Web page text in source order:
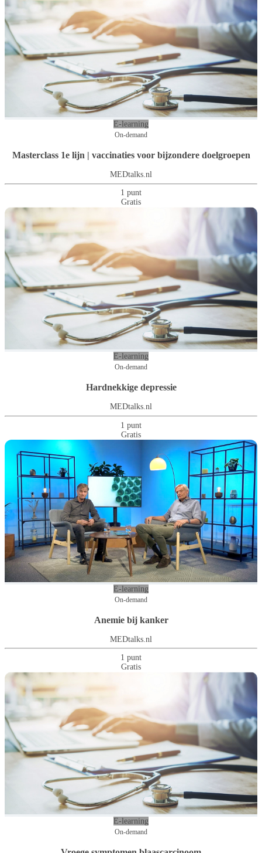
E-learning
On-demand
Masterclass 1e lijn | vaccinaties voor bijzondere doelgroepen
MEDtalks.nl
1 punt
Gratis
E-learning
On-demand
Hardnekkige depressie
MEDtalks.nl
1 punt
Gratis
E-learning
On-demand
Anemie bij kanker
MEDtalks.nl
1 punt
Gratis
E-learning
On-demand